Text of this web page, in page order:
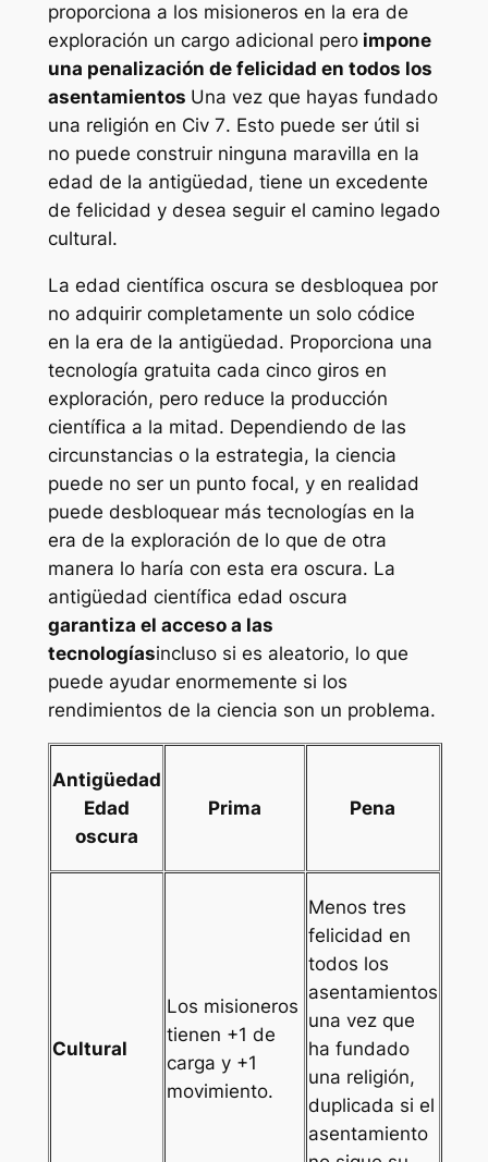
proporciona a los misioneros en la era de
exploración un cargo adicional peroimpone
una penalización de felicidad en todos los
asentamientos Una vez que hayas fundado
una religión en Civ 7. Esto puede ser útil si
no puede construir ninguna maravilla en la
edad de la antigüedad, tiene un excedente
de felicidad y desea seguir el camino legado
cultural.
La edad científica oscura se desbloquea por
no adquirir completamente un solo códice
en la era de la antigüedad. Proporciona una
tecnología gratuita cada cinco giros en
exploración, pero reduce la producción
científica a la mitad. Dependiendo de las
circunstancias o la estrategia, la ciencia
puede no ser un punto focal, y en realidad
puede desbloquear más tecnologías en la
era de la exploración de lo que de otra
manera lo haría con esta era oscura. La
antigüedad científica edad oscura
garantiza el acceso a las
tecnologíasincluso si es aleatorio, lo que
puede ayudar enormemente si los
rendimientos de la ciencia son un problema.
Antigüedad
Edad
oscura
Prima Pena
Cultural
Los misioneros
tienen +1 de
carga y +1
movimiento.
Menos tres
felicidad en
todos los
asentamientos
una vez que
ha fundado
una religión,
duplicada si el
asentamiento